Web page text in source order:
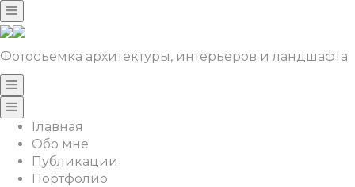
Фотосъемка архитектуры, интерьеров и ландшафта
Главная
Обо мне
Публикации
Портфолио